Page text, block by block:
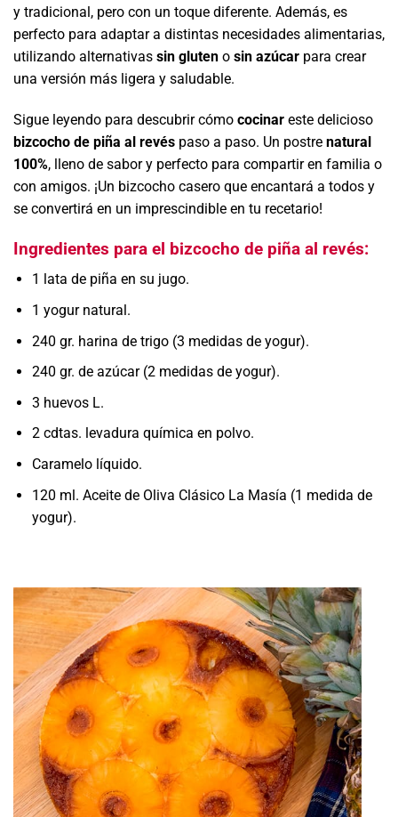
y tradicional, pero con un toque diferente. Además, es
perfecto para adaptar a distintas necesidades alimentarias,
utilizando alternativas sin gluten o sin azúcar para crear
una versión más ligera y saludable.
Sigue leyendo para descubrir cómo cocinar este delicioso
bizcocho de piña al revés paso a paso. Un postre natural
100%, lleno de sabor y perfecto para compartir en familia o
con amigos. ¡Un bizcocho casero que encantará a todos y
se convertirá en un imprescindible en tu recetario!
Ingredientes para el bizcocho de piña al revés:
1 lata de piña en su jugo.
1 yogur natural.
240 gr. harina de trigo (3 medidas de yogur).
240 gr. de azúcar (2 medidas de yogur).
3 huevos L.
2 cdtas. levadura química en polvo.
Caramelo líquido.
120 ml. Aceite de Oliva Clásico La Masía (1 medida de
yogur).